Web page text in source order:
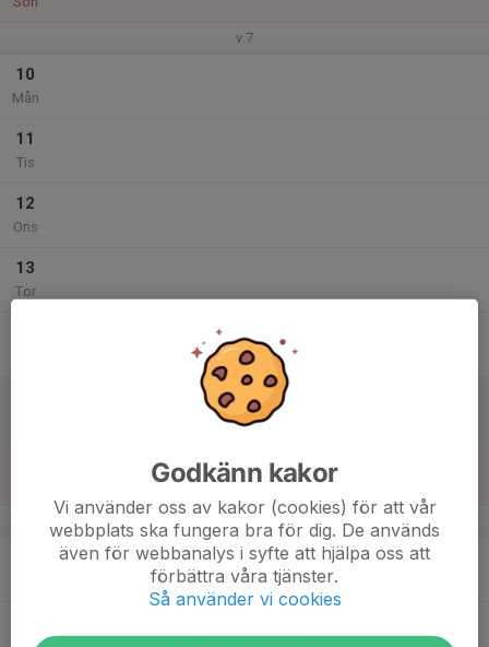
v.7
10
Mån
11
Tis
12
Ons
13
Tor
v.8
Godkänn kakor
Vi använder oss av kakor (cookies) för att vår
webbplats ska fungera bra för dig. De används
även för webbanalys i syfte att hjälpa oss att
förbättra våra tjänster.
Så använder vi cookies